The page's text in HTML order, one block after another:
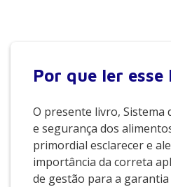
Por que ler esse
O presente livro, Sistema
e segurança dos
primordial esclarecer e
importância da correta
de gestão para a garantia